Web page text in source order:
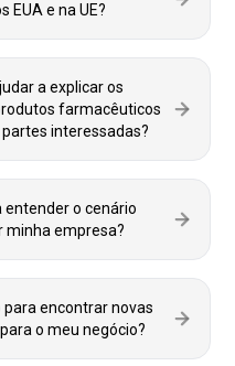
EUA e na UE?
a explicar os
farmacêuticos
interessadas?
o cenário
minha empresa?
encontrar novas
o meu negócio?